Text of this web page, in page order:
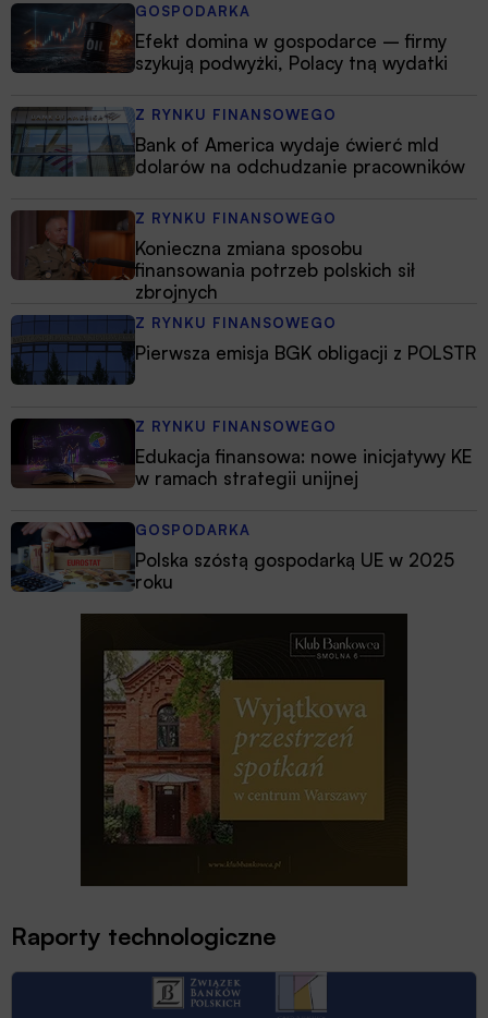
GOSPODARKA
Efekt domina w gospodarce – firmy
szykują podwyżki, Polacy tną wydatki
Z RYNKU FINANSOWEGO
Bank of America wydaje ćwierć mld
dolarów na odchudzanie pracowników
Z RYNKU FINANSOWEGO
Konieczna zmiana sposobu
finansowania potrzeb polskich sił
zbrojnych
Z RYNKU FINANSOWEGO
Pierwsza emisja BGK obligacji z POLSTR
Z RYNKU FINANSOWEGO
Edukacja finansowa: nowe inicjatywy KE
w ramach strategii unijnej
GOSPODARKA
Polska szóstą gospodarką UE w 2025
roku
Raporty technologiczne